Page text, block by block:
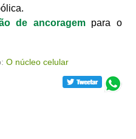
de ancoragempara o
O núcleo celular